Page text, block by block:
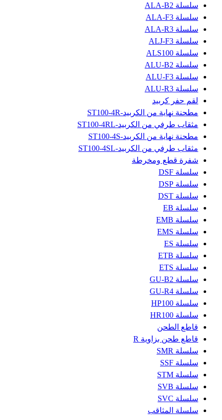
سلسلة ALA-B2
سلسلة ALA-F3
سلسلة ALA-R3
سلسلة ALJ-F3
سلسلة ALS100
سلسلة ALU-B2
سلسلة ALU-F3
سلسلة ALU-R3
لقم حفر كربيد
مطحنة نهاية من الكربيد-ST100-4R
مثقاب طرفي من الكربيد-ST100-4RL
مطحنة نهاية من الكربيد-ST100-4S
مثقاب طرفي من الكربيد-ST100-4SL
شفرة قطع ومخرطة
سلسلة DSF
سلسلة DSP
سلسلة DST
سلسلة EB
سلسلة EMB
سلسلة EMS
سلسلة ES
سلسلة ETB
سلسلة ETS
سلسلة GU-B2
سلسلة GU-R4
سلسلة HP100
سلسلة HR100
قاطع الطحن
قاطع طحن بزاوية R
سلسلة SMR
سلسلة SSF
سلسلة STM
سلسلة SVB
سلسلة SVC
سلسلة المثاقب